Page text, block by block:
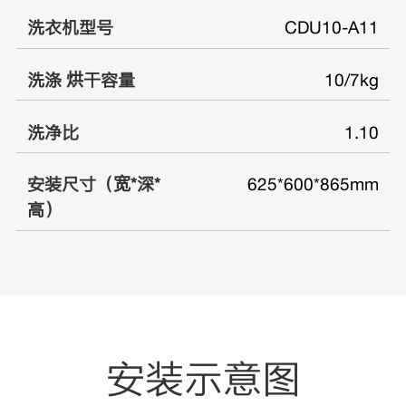
洗衣机型号 CDU10-A11
洗涤 烘干容量 10/7kg
洗净比 1.10
安装尺寸（宽*深*
高）
625*600*865mm
安装示意图